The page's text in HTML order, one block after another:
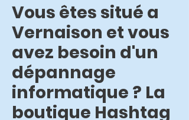
Vous êtes situé a
Vernaison et vous
avez besoin d'un
dépannage
informatique ? La
boutique Hashtag